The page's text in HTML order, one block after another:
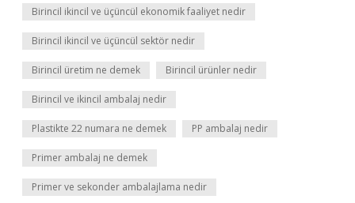
Birincil ikincil ve üçüncül ekonomik faaliyet nedir
Birincil ikincil ve üçüncül sektör nedir
Birincil üretim ne demek Birincil ürünler nedir
Birincil ve ikincil ambalaj nedir
Plastikte 22 numara ne demek PP ambalaj nedir
Primer ambalaj ne demek
Primer ve sekonder ambalajlama nedir